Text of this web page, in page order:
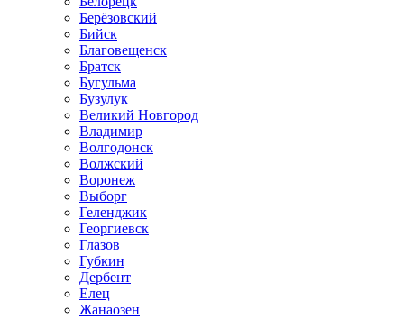
Берёзовский
Бийск
Благовещенск
Братск
Бугульма
Бузулук
Великий Новгород
Владимир
Волгодонск
Волжский
Воронеж
Выборг
Геленджик
Георгиевск
Глазов
Губкин
Дербент
Елец
Жанаозен